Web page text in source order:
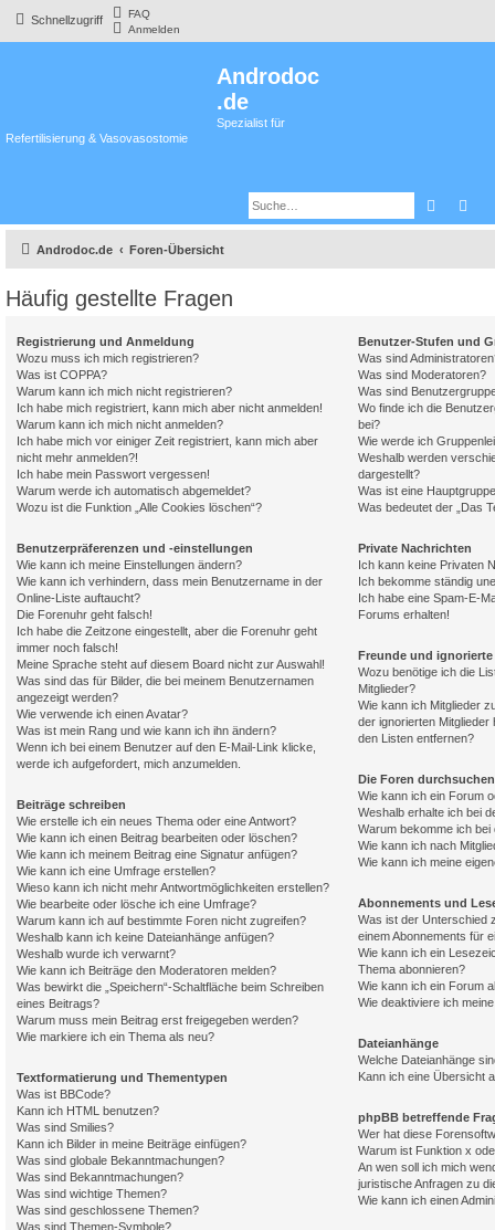
Schnellzugriff
FAQ
Anmelden
Androdoc
.de
Spezialist für
Refertilisierung & Vasovasostomie
Suche
Androdoc.de Foren-Übersicht
Häufig gestellte Fragen
Registrierung und Anmeldung
Wozu muss ich mich registrieren?
Was ist COPPA?
Warum kann ich mich nicht registrieren?
Ich habe mich registriert, kann mich aber nicht anmelden!
Warum kann ich mich nicht anmelden?
Ich habe mich vor einiger Zeit registriert, kann mich aber
nicht mehr anmelden?!
Ich habe mein Passwort vergessen!
Warum werde ich automatisch abgemeldet?
Wozu ist die Funktion „Alle Cookies löschen“?
Benutzerpräferenzen und -einstellungen
Wie kann ich meine Einstellungen ändern?
Wie kann ich verhindern, dass mein Benutzername in der
Online-Liste auftaucht?
Die Forenuhr geht falsch!
Ich habe die Zeitzone eingestellt, aber die Forenuhr geht
immer noch falsch!
Meine Sprache steht auf diesem Board nicht zur Auswahl!
Was sind das für Bilder, die bei meinem Benutzernamen
angezeigt werden?
Wie verwende ich einen Avatar?
Was ist mein Rang und wie kann ich ihn ändern?
Wenn ich bei einem Benutzer auf den E-Mail-Link klicke,
werde ich aufgefordert, mich anzumelden.
Beiträge schreiben
Wie erstelle ich ein neues Thema oder eine Antwort?
Wie kann ich einen Beitrag bearbeiten oder löschen?
Wie kann ich meinem Beitrag eine Signatur anfügen?
Wie kann ich eine Umfrage erstellen?
Wieso kann ich nicht mehr Antwortmöglichkeiten erstellen?
Wie bearbeite oder lösche ich eine Umfrage?
Warum kann ich auf bestimmte Foren nicht zugreifen?
Weshalb kann ich keine Dateianhänge anfügen?
Weshalb wurde ich verwarnt?
Wie kann ich Beiträge den Moderatoren melden?
Was bewirkt die „Speichern“-Schaltfläche beim Schreiben
eines Beitrags?
Warum muss mein Beitrag erst freigegeben werden?
Wie markiere ich ein Thema als neu?
Textformatierung und Thementypen
Was ist BBCode?
Kann ich HTML benutzen?
Was sind Smilies?
Kann ich Bilder in meine Beiträge einfügen?
Was sind globale Bekanntmachungen?
Was sind Bekanntmachungen?
Was sind wichtige Themen?
Was sind geschlossene Themen?
Was sind Themen-Symbole?
Benutzer-Stufen und
Was sind
Was sind Moderatoren?
Was sind
Wo finde ich die
bei?
Wie werde ich
Weshalb werden
dargestellt?
Was ist eine
Was bedeutet der „Das
Private Nachrichten
Ich kann keine Privaten
Ich bekomme ständig
Ich habe eine Spam-E-
Forums erhalten!
Freunde und
Wozu benötige ich die
Mitglieder?
Wie kann ich Mitglieder
der ignorierten
den Listen entfernen?
Die Foren durchsuchen
Wie kann ich ein Forum
Weshalb erhalte ich bei
Warum bekomme ich bei
Wie kann ich nach
Wie kann ich meine
Abonnements und
Was ist der Unterschied
einem Abonnements für
Wie kann ich ein
Thema abonnieren?
Wie kann ich ein Forum
Wie deaktiviere ich
Dateianhänge
Welche Dateianhänge
Kann ich eine Übersicht
phpBB betreffende
Wer hat diese
Warum ist Funktion x
An wen soll ich mich
juristische Anfragen zu
Wie kann ich einen